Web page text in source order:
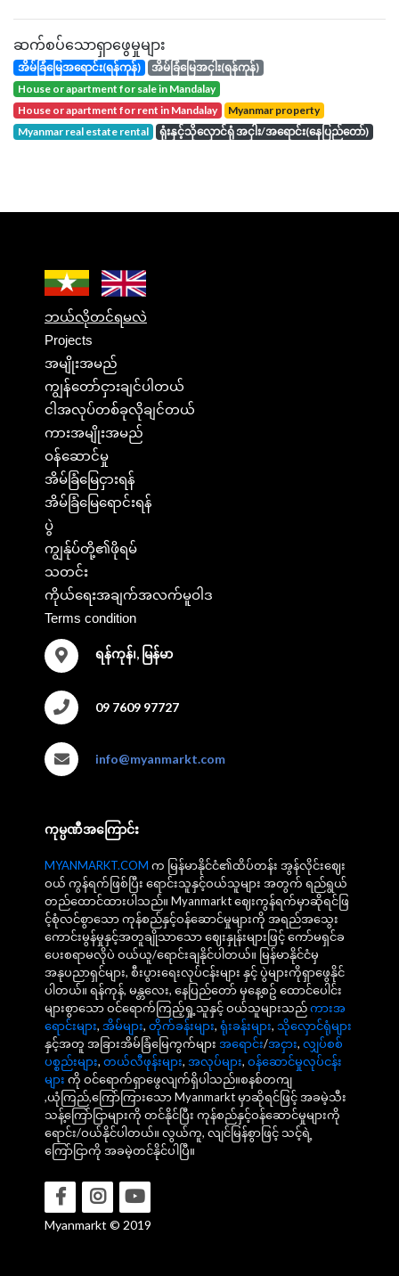
ဆက်စပ်သောရှာဖွေမှုများ
အိမ်ခြံမြေအရောင်း(ရန်ကုန်)
အိမ်ခြံမြေအငှါး(ရန်ကုန်)
house or apartment for sale in Mandalay
house or apartment for rent in Mandalay
Myanmar property
Myanmar real estate rental
ရုံးနှင့်သိုလှောင်ရုံ အငှါး/အရောင်း(နေပြည်တော်)
ဘယ်လိုတင်ရမလဲ
Projects
အမျိုးအမည်
ကျွန်တော်ငှားချင်ပါတယ်
ငါအလုပ်တစ်ခုလိုချင်တယ်
ကားအမျိုးအမည်
ဝန်ဆောင်မှု
အိမ်ခြံမြေငှားရန်
အိမ်ခြံမြေရောင်းရန်
ပွဲ
ကျွန်ုပ်တို့၏ဖိုရမ်
သတင်း
ကိုယ်ရေးအချက်အလက်မူဝါဒ
Terms condition
ရန်ကုန်၊, မြန်မာ
09 7609 97727
info@myanmarkt.com
ကုမ္ပဏီအကြောင်း
MYANMARKT.COM က မြန်မာနိုင်ငံ၏ထိပ်တန်း အွန်လိုင်းဈေး
ဝယ် ကွန်ရက်ဖြစ်ပြီး ရောင်းသူနှင့်ဝယ်သူများ အတွက် ရည်ရွယ်
တည်ထောင်ထားပါသည်။ Myanmarkt ဈေးကွန်ရက်မှာဆိုရင်ဖြ
င့်စုံလင်စွာသော ကုန်စည်နှင့်ဝန်ဆောင်မှုများကို အရည်အသွေး
ကောင်းမွန်မှုနှင့်အတူချိုသာသော ဈေးနှုန်းများဖြင့် ကော်မရှင်ခ
ပေးစရာမလိုပဲ ဝယ်ယူ/ရောင်းချနိုင်ပါတယ်။ မြန်မာနိုင်ငံမှ
အနုပညာရှင်များ, စီးပွားရေးလုပ်ငန်းများ နှင့် ပွဲများကိုရှာဖွေနိုင်
ပါတယ်။ ရန်ကုန်, မန္တလေး, နေပြည်တော် မှနေ့စဥ် ထောင်ပေါင်း
များစွာသော ဝင်ရောက်ကြည့်ရှု့သူနှင့် ဝယ်သူများသည်ကားအ
ရောင်းများ, အိမ်များ, တိုက်ခန်းများ, ရုံးခန်းများ, သိုလှောင်ရုံများ
နှင့်အတူ အခြားအိမ်ခြံမြေကွက်များ အရောင်း/အငှား, လျှပ်စစ်
ပစ္စည်းများ, တယ်လီဖုန်းများ, အလုပ်များ, ဝန်ဆောင်မှုလုပ်ငန်း
များ ကို ဝင်ရောက်ရှာဖွေလျက်ရှိပါသည်။စနစ်တကျ
,ယုံကြည်,ကြော်ကြားသော Myanmarkt မှာဆိုရင်ဖြင့် အခမဲ့သီး
သန့်ကြော်ငြာများကို တင်နိုင်ပြီး ကုန်စည်နှင့်ဝန်ဆောင်မှုများကို
ရောင်း/ဝယ်နိုင်ပါတယ်။ လွယ်ကူ, လျင်မြန်စွာဖြင့် သင့်ရဲ့
ကြော်ငြာကို အခမဲ့တင်နိုင်ပါပြီ။
Myanmarkt © 2019